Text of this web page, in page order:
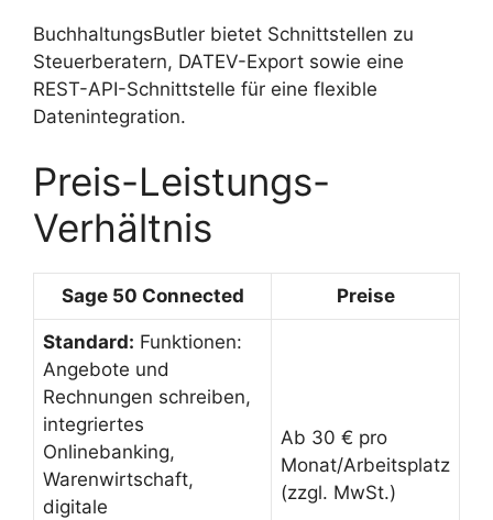
BuchhaltungsButler bietet Schnittstellen zu
Steuerberatern, DATEV-Export sowie eine
REST-API-Schnittstelle für eine flexible
Datenintegration.
Preis-Leistungs-
Verhältnis
Sage 50 Connected Preise
Standard: Funktionen:
Angebote und
Rechnungen schreiben,
integriertes
Onlinebanking,
Warenwirtschaft,
digitale
Ab 30 € pro
Monat/Arbeitsplatz
(zzgl. MwSt.)